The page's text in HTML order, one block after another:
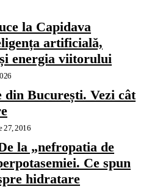
la Capidava
artificială,
energia viitorului
din București. Vezi cât
27, 2016
la „nefropatia de
Ce spun
hidratare